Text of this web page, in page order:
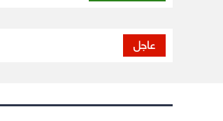
عاجل